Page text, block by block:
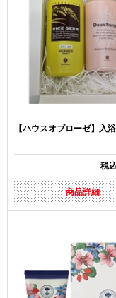
【ハウスオブローゼ】入
税
商品詳細